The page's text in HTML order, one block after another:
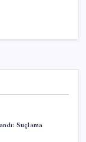
Suçlama